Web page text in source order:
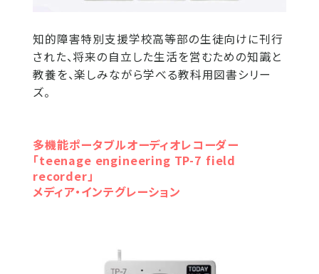
知的障害特別支援学校高等部の生徒向けに刊行
された、将来の自立した生活を営むための知識と
教養を、楽しみながら学べる教科用図書シリー
ズ。
多機能ポータブルオーディオレコーダー
「teenage engineering TP-7 field
recorder」
メディア・インテグレーション